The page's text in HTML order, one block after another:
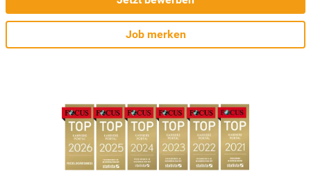
Job merken